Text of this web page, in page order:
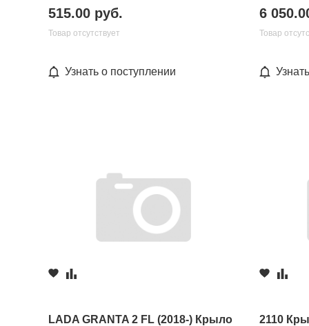
515.00 руб.
Товар отсутствует
Узнать о поступлении
6
Товар
LADA GRANTA 2 FL (2018-) Крыло
2110